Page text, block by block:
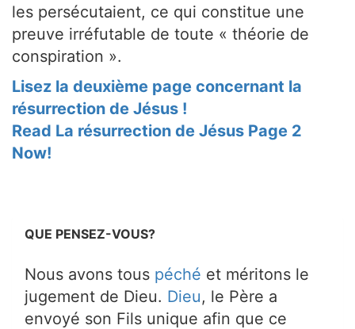
les persécutaient, ce qui constitue une
preuve irréfutable de toute « théorie de
conspiration ».
Lisez la deuxième page concernant la
résurrection de Jésus !
Read La résurrection de Jésus Page 2
Now!
QUE PENSEZ-VOUS?
Nous avons tous péché et méritons le
jugement de Dieu. Dieu, le Père a
envoyé son Fils unique afin que ce